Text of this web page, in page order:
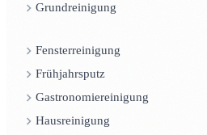
Grundreinigung
Fensterreinigung
Frühjahrsputz
Gastronomiereinigung
Hausreinigung